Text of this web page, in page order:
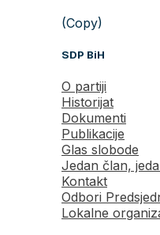
(Copy)
SDP BiH
O partiji
Historijat
Dokumenti
Publikacije
Glas slobode
Jedan član,
Kontakt
Odbori
Lokalne